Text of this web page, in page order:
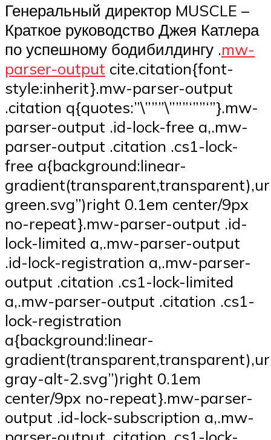
Генеральный директор MUSCLE –
Краткое руководство Джея Катлера
по успешному бодибилдингу .mw-
parser-output cite.citation{font-
style:inherit}.mw-parser-output
.citation q{quotes:”\”””\”””‘””‘”}.mw-
parser-output .id-lock-free a,.mw-
parser-output .citation .cs1-lock-
free a{background:linear-
green.svg”)right 0.1em center/9px
no-repeat}.mw-parser-output .id-
lock-limited a,.mw-parser-output
.id-lock-registration a,.mw-parser-
output .citation .cs1-lock-limited
a,.mw-parser-output .citation .cs1-
lock-registration
a{background:linear-
gray-alt-2.svg”)right 0.1em
center/9px no-repeat}.mw-parser-
output .id-lock-subscription a,.mw-